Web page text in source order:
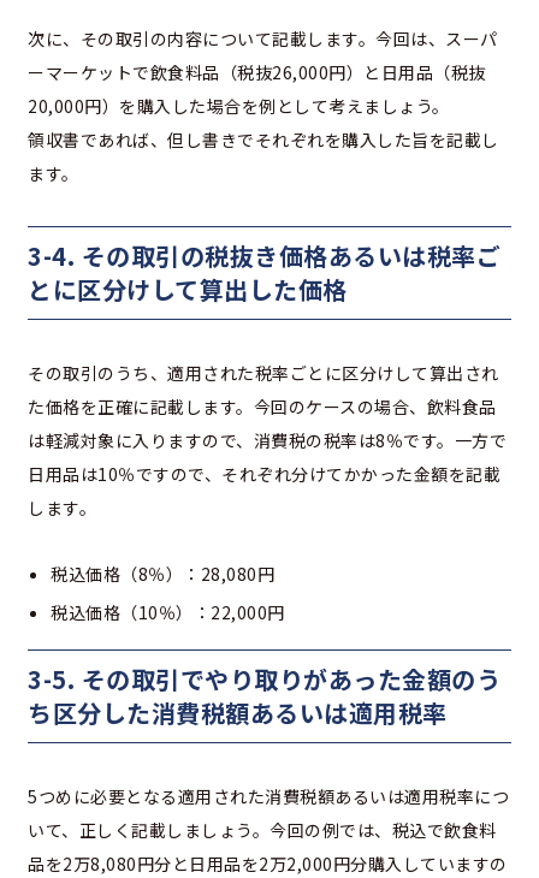
次に、その取引の内容について記載します。今回は、スーパ
ーマーケットで飲食料品（税抜26,000円）と日用品（税抜
20,000円）を購入した場合を例として考えましょう。
領収書であれば、但し書きでそれぞれを購入した旨を記載し
ます。
3-4. その取引の税抜き価格あるいは税率ご
とに区分けして算出した価格
その取引のうち、適用された税率ごとに区分けして算出され
た価格を正確に記載します。今回のケースの場合、飲料食品
は軽減対象に入りますので、消費税の税率は8％です。一方で
日用品は10％ですので、それぞれ分けてかかった金額を記載
します。
税込価格（8％）：28,080円
税込価格（10％）：22,000円
3-5. その取引でやり取りがあった金額のう
ち区分した消費税額あるいは適用税率
5つめに必要となる適用された消費税額あるいは適用税率につ
いて、正しく記載しましょう。今回の例では、税込で飲食料
品を2万8,080円分と日用品を2万2,000円分購入していますの